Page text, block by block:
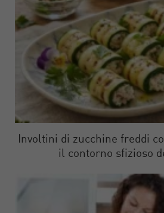
Involtini di zucchine freddi
il contorno sfizioso